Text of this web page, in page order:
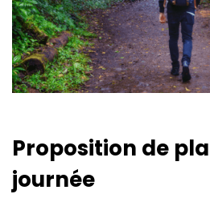
Proposition de
journée